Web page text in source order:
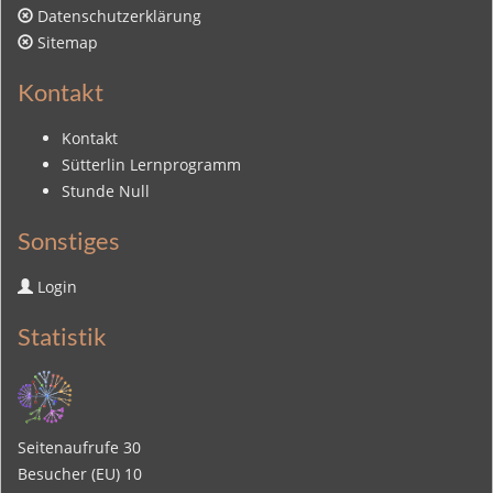
Datenschutzerklärung
Sitemap
Kontakt
Kontakt
Sütterlin Lernprogramm
Stunde Null
Sonstiges
Login
Statistik
Seitenaufrufe 30
Besucher (EU) 10